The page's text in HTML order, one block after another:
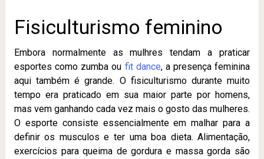
Fisiculturismo feminino
Embora normalmente as mulhres tendam a praticar
esportes como zumba ou fit dance, a presença feminina
aqui também é grande. O fisiculturismo durante muito
tempo era praticado em sua maior parte por homens,
mas vem ganhando cada vez mais o gosto das mulheres.
O esporte consiste essencialmente em malhar para a
definir os musculos e ter uma boa dieta. Alimentação,
exercícios para queima de gordura e massa gorda são